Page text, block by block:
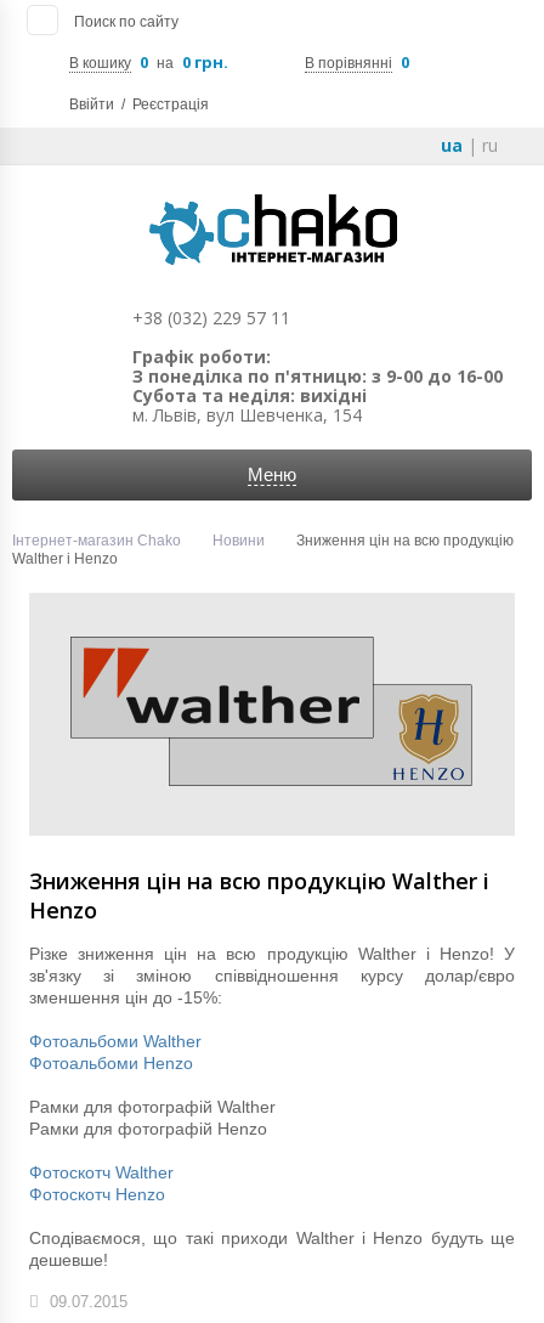
Поиск по сайту
В кошику 0 на 0 грн. В порівнянні 0
Ввійти / Реєстрація
ua | ru
+38 (032) 229 57 11
Графік роботи:
З понеділка по п'ятницю: з 9-00 до 16-00
Субота та неділя: вихідні
м. Львів, вул Шевченка, 154
Меню
Інтернет-магазин Chako Новини
Зниження цін на всю продукцію
Walther і Henzo
Зниження цін на всю продукцію Walther і
Henzo
Різке зниження цін на всю продукцію Walther і Henzo! У
зв'язку зі зміною співвідношення курсу долар/євро
зменшення цін до -15%:
Фотоальбоми Walther
Фотоальбоми Henzo
Рамки для фотографій Walther
Рамки для фотографій Henzo
Фотоскотч Walther
Фотоскотч Henzo
Сподіваємося, що такі приходи Walther і Henzo будуть ще
дешевше!
09.07.2015